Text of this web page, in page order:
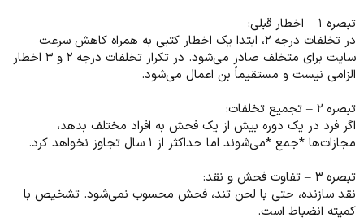
تبصره ۱ – اخطار قبلی:
در تخلفات درجه ۲، ابتدا یک اخطار کتبی به همراه کاهش سرعت
سایت برای متخلف صادر می‌شود. در تکرار تخلفات درجه ۲ و ۳ اخطار
الزامی نیست و مستقیماً بن اعمال می‌شود.
تبصره ۲ – تجمیع تخلفات:
اگر فرد در یک دوره بیش از یک فحش به افراد مختلف بدهد،
مجازات‌ها *جمع *می‌شوند اما حداکثر از ۱ سال تجاوز نخواهد کرد.
تبصره ۳ – تفاوت فحش و نقد:
نقد سازنده، حتی با لحن تند، فحش محسوب نمی‌شود. تشخیص با
کمیته انضباط است.